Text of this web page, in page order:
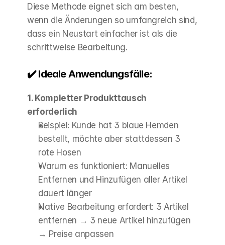
Diese Methode eignet sich am besten,
wenn die Änderungen so umfangreich sind,
dass ein Neustart einfacher ist als die
schrittweise Bearbeitung.
✔️ Ideale Anwendungsfälle:
1. Kompletter Produkttausch
erforderlich
Beispiel: Kunde hat 3 blaue Hemden
bestellt, möchte aber stattdessen 3
rote Hosen
Warum es funktioniert: Manuelles
Entfernen und Hinzufügen aller Artikel
dauert länger
Native Bearbeitung erfordert: 3 Artikel
entfernen → 3 neue Artikel hinzufügen
→ Preise anpassen